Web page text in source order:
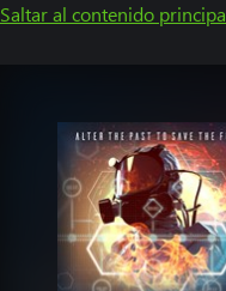
Saltar al contenido